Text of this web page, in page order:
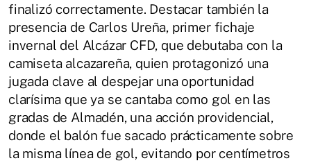
finalizó correctamente. Destacar también la
presencia de Carlos Ureña, primer fichaje
invernal del Alcázar CFD, que debutaba con la
camiseta alcazareña, quien protagonizó una
jugada clave al despejar una oportunidad
clarísima que ya se cantaba como gol en las
gradas de Almadén, una acción providencial,
donde el balón fue sacado prácticamente sobre
la misma línea de gol, evitando por centímetros